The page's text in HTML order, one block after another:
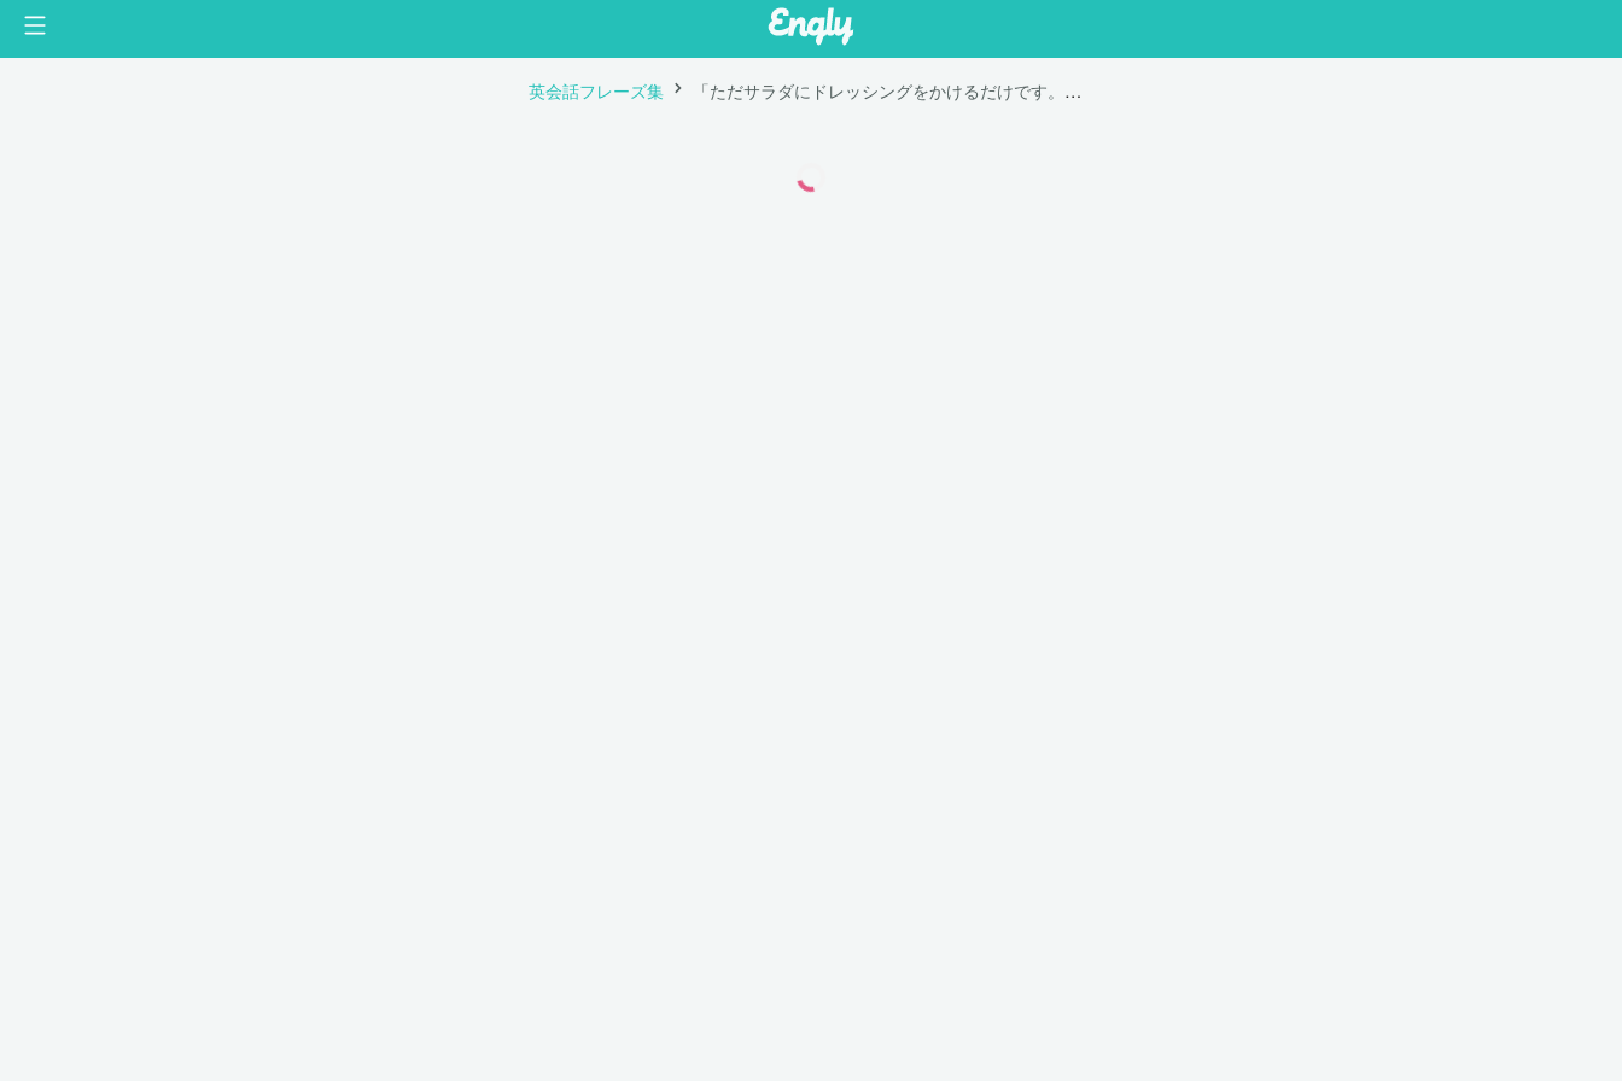
英会話フレーズ集 「ただサラダにドレッシングをかけるだけです。」は英語で "Just toss the salad with dressing."